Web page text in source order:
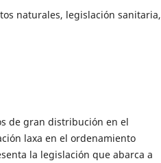
naturales, legislación sanitaria,
de gran distribución en el
laxa en el ordenamiento
la legislación que abarca a